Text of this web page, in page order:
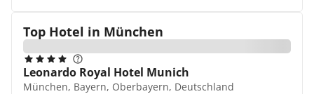
Top Hotel in München
Leonardo Royal Hotel Munich
München, Bayern, Oberbayern, Deutschland